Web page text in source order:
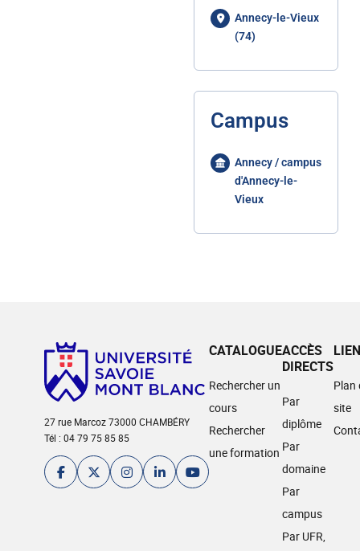
Annecy-le-Vieux
(74)
Campus
Annecy / campus
d'Annecy-le-
Vieux
27 rue Marcoz 73000 CHAMBÉRY
Tél : 04 79 75 85 85
CATALOGUE
Rechercher un
cours
Rechercher
une formation
ACCÈS
DIRECTS
Par
diplôme
Par
domaine
Par
campus
Par UFR,
Plan
site